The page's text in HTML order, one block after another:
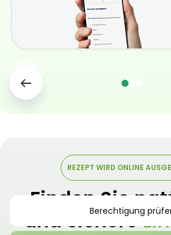
REZEPT WIRD ONLINE
Finden Sie
und sichere
Berechtigung